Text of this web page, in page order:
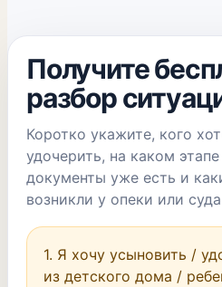
Получите
разбор
Коротко укажите, кого
удочерить, на каком
документы уже есть и
возникли у опеки или
1. Я хочу усыновить /
из детского дома /